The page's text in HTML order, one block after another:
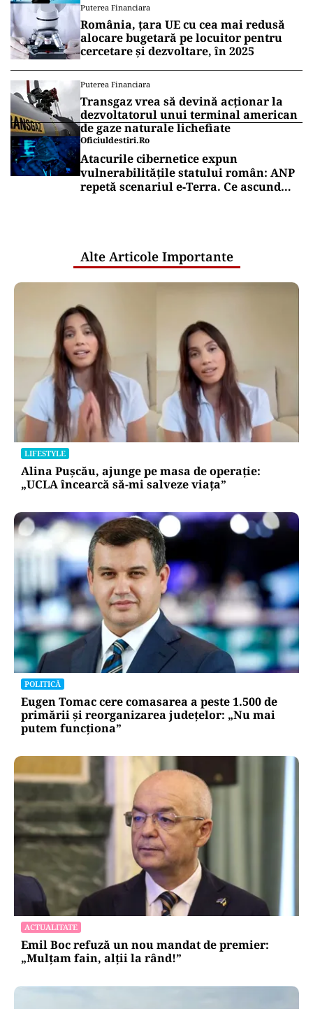
Puterea Financiara
România, țara UE cu cea mai redusă
alocare bugetară pe locuitor pentru
cercetare și dezvoltare, în 2025
Puterea Financiara
Transgaz vrea să devină acționar la
dezvoltatorul unui terminal american
de gaze naturale lichefiate
Oficiuldestiri.ro
Atacurile cibernetice expun
vulnerabilitățile statului român: ANP
repetă scenariul e‑Terra. Ce ascund
Alte Articole Importante
LIFESTYLE
Alina Pușcău, ajunge pe masa de operație:
„UCLA încearcă să-mi salveze viața”
POLITICĂ
Eugen Tomac cere comasarea a peste 1.500 de
primării și reorganizarea județelor: „Nu mai
putem funcționa”
ACTUALITATE
Emil Boc refuză un nou mandat de premier:
„Mulțam fain, alții la rând!”